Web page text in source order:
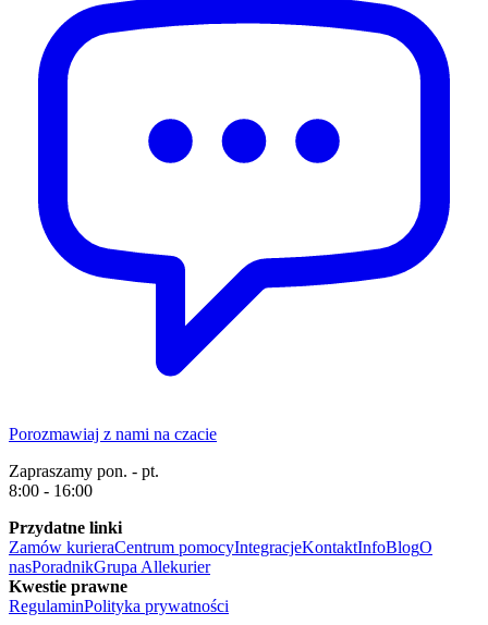
Porozmawiaj z nami na czacie
Zapraszamy pon. - pt.
8:00 - 16:00
Przydatne linki
Zamów kurieraCentrum pomocyIntegracjeKontaktInfoBlogO
nasPoradnikGrupa Allekurier
Kwestie prawne
RegulaminPolityka prywatności